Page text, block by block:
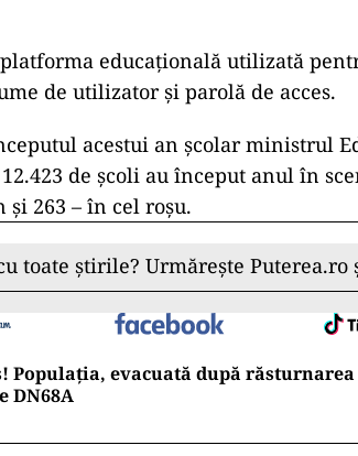
educațională utilizată
de utilizator și parolă de acces.
acestui an școlar ministrul
de școli au început anul în
și 263 – în cel roșu.
toate știrile? Urmărește Puterea.ro
Populația, evacuată după
DN68A